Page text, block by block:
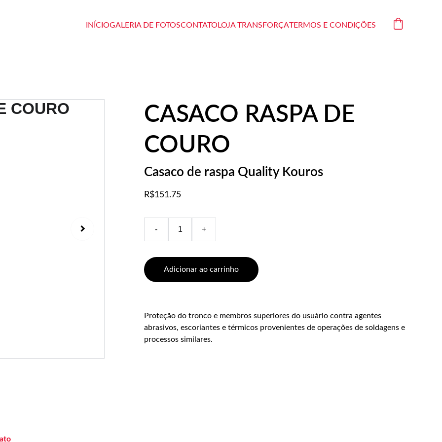
INÍCIOGALERIA DE FOTOSCONTATOLOJA TRANSFORÇATERMOS E CONDIÇÕES
CASACO RASPA DE
COURO
Casaco de raspa Quality Kouros
R$151.75
- +
Adicionar ao carrinho
Proteção do tronco e membros superiores do usuário contra agentes
abrasivos, escoriantes e térmicos provenientes de operações de soldagens e
processos similares.